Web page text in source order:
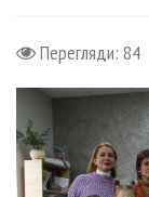
Перегляди: 84